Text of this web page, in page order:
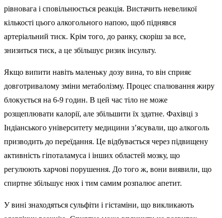
рівновага і сповільнюється реакція. Вистачить невеликої
кількості цього алкогольного напою, щоб піднявся
артеріальний тиск. Крім того, до ранку, скоріш за все,
знизиться тиск, а це збільшує ризик інсульту.
Якщо випити навіть маленьку дозу вина, то він сприяє
довготривалому зміни метаболізму. Процес спалювання жиру
блокується на 6-9 годин. В цей час тіло не може
розщеплювати калорії, але збільшити їх здатне. Фахівці з
Індіанського університету медицини з’ясували, що алкоголь
призводить до переїдання. Це відбувається через підвищену
активність гіпоталамуса і інших областей мозку, що
регулюють харчові порушення. До того ж, вони виявили, що
спиртне збільшує нюх і тим самим розпалює апетит.
У вині знаходяться сульфіти і гістаміни, що викликають